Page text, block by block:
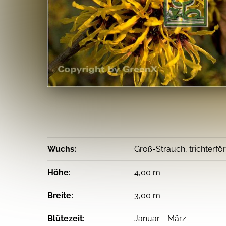
Wuchs: Groß-Strauch,
Höhe: 4,00 m
Breite: 3,00 m
Blütezeit: Januar - März